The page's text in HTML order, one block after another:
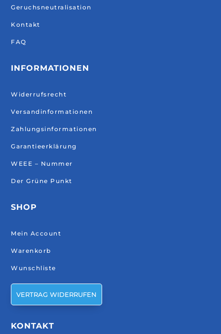
Geruchsneutralisation
Kontakt
FAQ
INFORMATIONEN
Widerrufsrecht
Versandinformationen
Zahlungsinformationen
Garantieerklärung
WEEE – Nummer
Der Grüne Punkt
SHOP
Mein Account
Warenkorb
Wunschliste
VERTRAG WIDERRUFEN
KONTAKT